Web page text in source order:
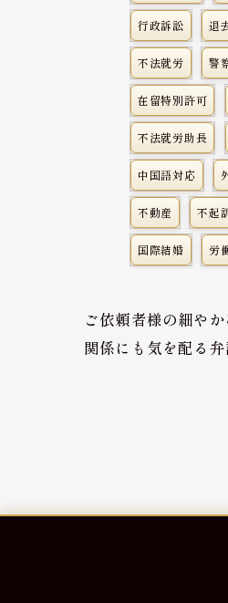
行政訴訟 退
不法就労 警
在留特別許可
不法就労助長
中国語対応
不動産 不起
国際結婚 労
ご依頼者様の細や
関係にも気を配る